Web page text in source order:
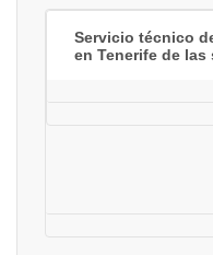
Servicio técnico
en Tenerife de